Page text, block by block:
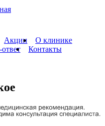
Акции
О клинике
Контакты